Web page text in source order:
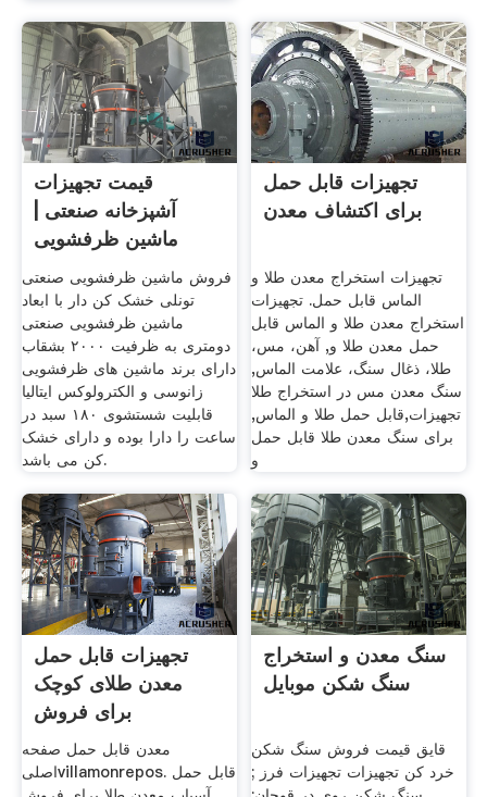
قیمت تجهیزات
آشپزخانه صنعتی |
ماشین ظرفشویی
فروش ماشین ظرفشویی صنعتی
تونلی خشک کن دار با ابعاد
ماشین ظرفشویی صنعتی
دومتری به ظرفیت ۲۰۰۰ بشقاب
دارای برند ماشین های ظرفشویی
زانوسی و الکترولوکس ایتالیا
قابلیت شستشوی ۱۸۰ سبد در
ساعت را دارا بوده و دارای خشک
کن می باشد.
تجهیزات قابل حمل
برای اکتشاف معدن
تجهیزات استخراج معدن طلا و
الماس قابل حمل. تجهیزات
استخراج معدن طلا و الماس قابل
حمل معدن طلا و, آهن، مس،
طلا، ذغال سنگ، علامت الماس,
سنگ معدن مس در استخراج طلا
تجهیزات,قابل حمل طلا و الماس,
برای سنگ معدن طلا قابل حمل
و
تجهیزات قابل حمل
معدن طلای کوچک
برای فروش
معدن قابل حمل صفحه
اصلیvillamonrepos. قابل حمل
سنگ معدن و استخراج
سنگ شکن موبایل
قایق قیمت فروش سنگ شکن
خرد کن تجهیزات تجهیزات فرز ;